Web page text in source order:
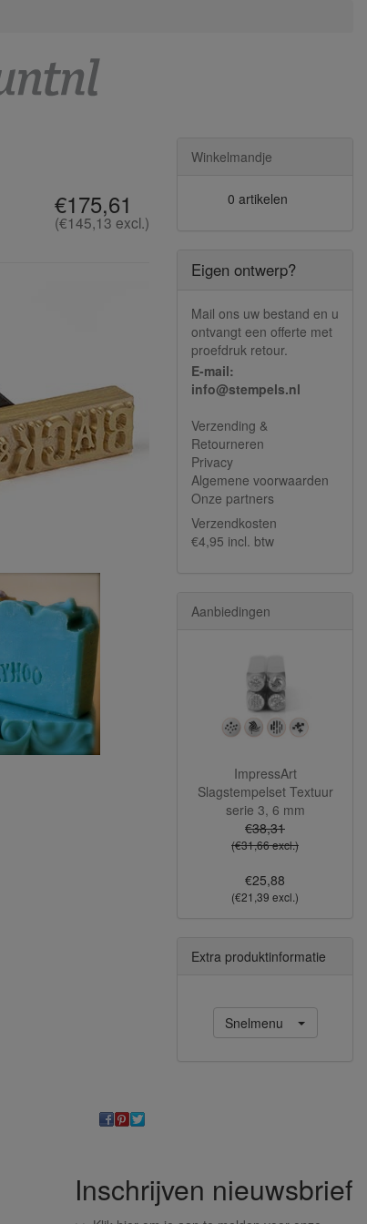
€175,61
(€145,13 excl.)
Winkelmandje
0 artikelen
Eigen ontwerp?
Mail ons uw bestand en u
ontvangt een offerte met
proefdruk retour.
E-mail:
info@stempels.nl
Verzending &
Retourneren
Privacy
Algemene voorwaarden
Onze partners
Verzendkosten
€4,95 incl. btw
Aanbiedingen
ImpressArt
Slagstempelset Textuur
serie 3, 6 mm
€38,31
(€31,66 excl.)
€25,88
(€21,39 excl.)
Extra produktinformatie
Snelmenu
Inschrijven nieuwsbrief